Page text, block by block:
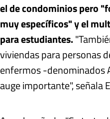
el de condominios pero
muy específicos" y el
para estudiantes.
viviendas para personas
enfermos -denominados
auge importante", señala